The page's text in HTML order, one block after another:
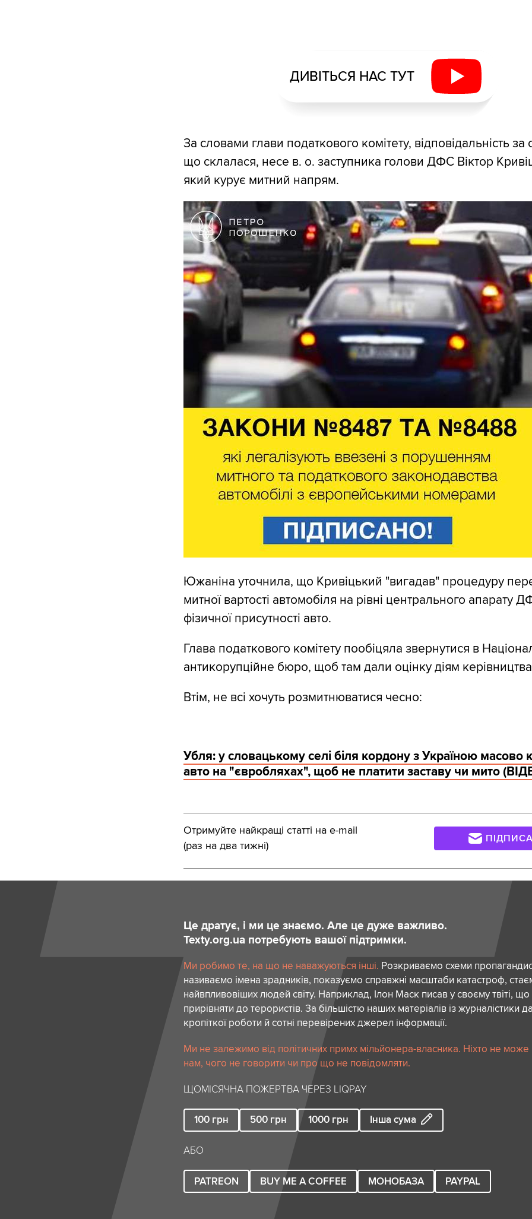
ДИВІТЬСЯ НАС ТУТ
За словами глави податкового комітету, відповідальність за
що склалася, несе в. о. заступника голови ДФС Віктор
який курує митний напрям.
Южаніна уточнила, що Кривіцький "вигадав" процедуру
митної вартості автомобіля на рівні центрального апарату
фізичної присутності авто.
Глава податкового комітету пообіцяла звернутися в
антикорупційне бюро, щоб там дали оцінку діям
Втім, не всі хочуть розмитнюватися чесно:
Убля: у словацькому селі біля кордону з Україною масово
авто на "євробляхах", щоб не платити заставу чи мито
Отримуйте найкращі статті на e-mail
(раз на два тижні)
Це дратує, і ми це знаємо. Але це дуже важливо.
Texty.org.ua потребують вашої підтримки.
Ми робимо те, на що не наважуються інші. Розкриваємо схеми
називаємо імена зрадників, показуємо справжні масштаби катастроф,
найвпливовіших людей світу. Наприклад, Ілон Маск писав у своєму твіті,
прирівняти до терористів. За більшістю наших матеріалів із журналістики
кропіткої роботи й сотні перевірених джерел інформації.
Ми не залежимо від політичних примх мільйонера-власника. Ніхто не може
нам, чого не говорити чи про що не повідомляти.
ЩОМІСЯЧНА ПОЖЕРТВА ЧЕРЕЗ LIQPAY
100 грн 500 грн 1000 грн Інша сума
АБО
PATREON BUY ME A COFFEE МОНОБАЗА PAYPAL